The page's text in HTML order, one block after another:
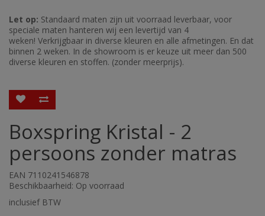
Let op: Standaard maten zijn uit voorraad leverbaar, voor
speciale maten hanteren wij een levertijd van 4
weken! Verkrijgbaar in diverse kleuren en alle afmetingen. En dat
binnen 2 weken. In de showroom is er keuze uit meer dan 500
diverse kleuren en stoffen. (zonder meerprijs).
Boxspring Kristal - 2
persoons zonder matras
EAN 7110241546878
Beschikbaarheid: Op voorraad
inclusief BTW